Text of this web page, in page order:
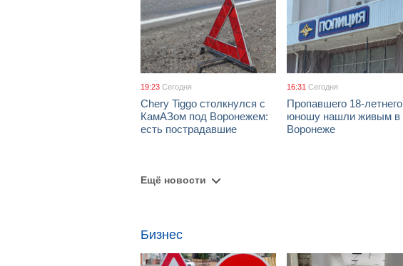
19:23 Сегодня
Chery Tiggo столкнулся с
КамАЗом под Воронежем:
есть пострадавшие
16:31 Сегодня
Пропавшего 18-летнего
юношу нашли живым в
Воронеже
Ещё новости
Бизнес